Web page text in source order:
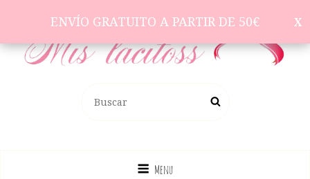
ENVÍO GRATUITO A PARTIR DE 50€
Menu
ENVÍO GRATUITO A PARTIR DE 50€